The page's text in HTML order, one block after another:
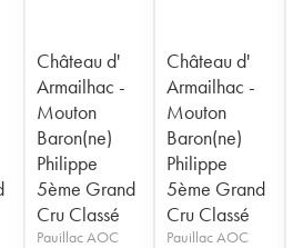
Château d'
Armailhac -
Mouton
Baron(ne)
Philippe
5ème Grand
Cru Classé
Pauillac AOC
Château d'
Armailhac -
Mouton
Baron(ne)
Philippe
5ème Grand
Cru Classé
Pauillac AOC